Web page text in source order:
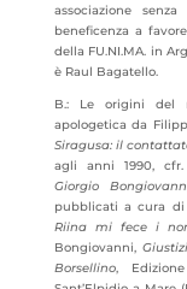
associazione
beneficenza a
della FU.NI.MA. in
è Raul Bagatello.
B.: Le origini del
apologetica da
Siragusa: il
agli anni 1990,
Giorgio
pubblicati a cura di
Riina mi fece i
Bongiovanni,
Borsellino,